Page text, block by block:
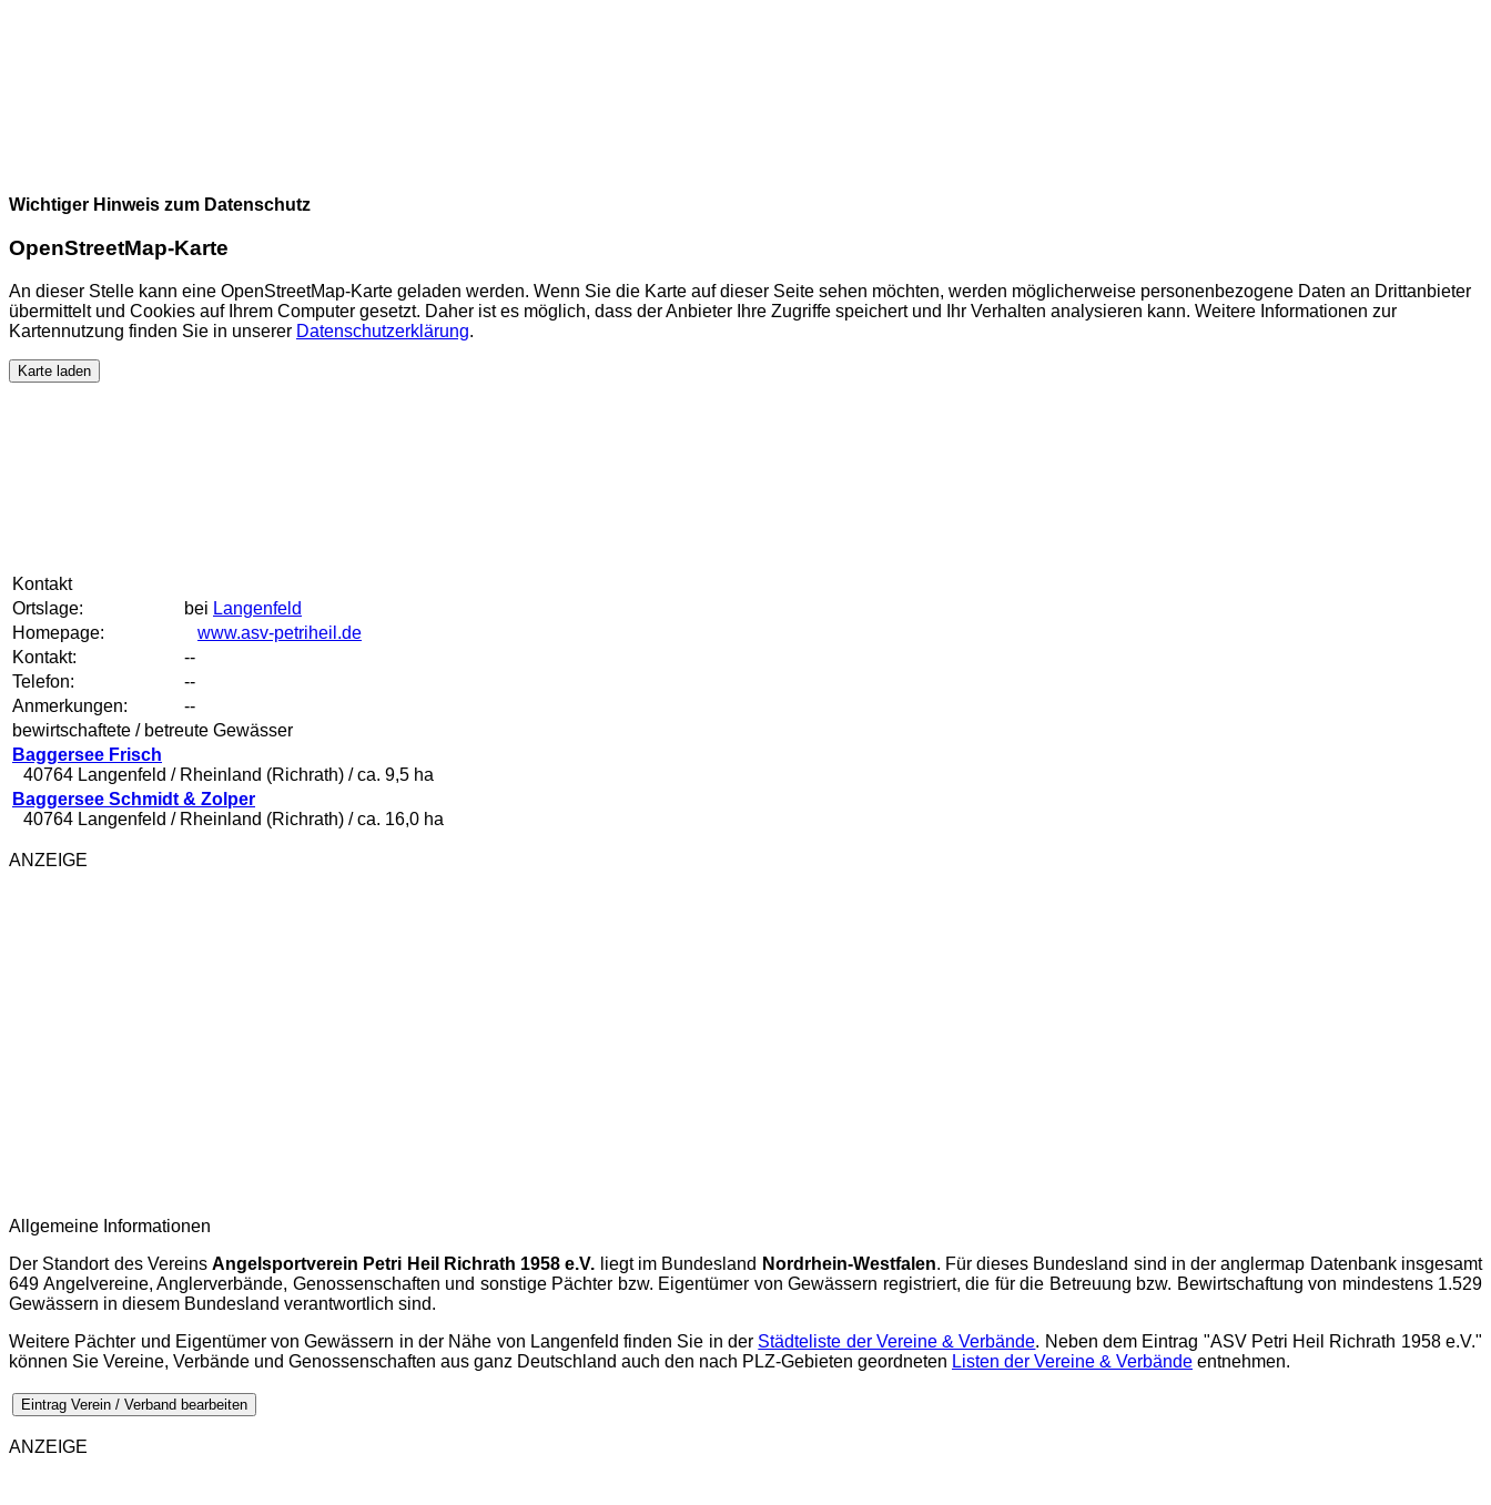
Wichtiger Hinweis zum Datenschutz
OpenStreetMap-Karte
An dieser Stelle kann eine OpenStreetMap-Karte geladen werden. Wenn Sie die Karte auf dieser Seite sehen möchten, werden möglicherweise personenbezogene Daten an Drittanbieter
übermittelt und Cookies auf Ihrem Computer gesetzt. Daher ist es möglich, dass der Anbieter Ihre Zugriffe speichert und Ihr Verhalten analysieren kann. Weitere Informationen zur
Kartennutzung finden Sie in unserer Datenschutzerklärung.
Karte laden
Kontakt
Ortslage:
bei Langenfeld
Homepage:
www.asv-petriheil.de
Kontakt:
--
Telefon:
--
Anmerkungen:
--
bewirtschaftete / betreute Gewässer
Baggersee Frisch
40764 Langenfeld / Rheinland (Richrath) / ca. 9,5 ha
Baggersee Schmidt & Zolper
40764 Langenfeld / Rheinland (Richrath) / ca. 16,0 ha
ANZEIGE
Allgemeine Informationen
Der Standort des VereinsAngelsportverein Petri Heil Richrath 1958 e.V. liegt im Bundesland Nordrhein-Westfalen. Für dieses Bundesland sind in deranglermap Datenbank insgesamt
649 Angelvereine, Anglerverbände, Genossenschaften und sonstige Pächter bzw. Eigentümer von Gewässern registriert, die für die Betreuung bzw. Bewirtschaftung von mindestens 1.529
Gewässern in diesem Bundesland verantwortlich sind.
Weitere Pächter und Eigentümer von Gewässern in der Nähe von Langenfeld finden Sie in der Städteliste der Vereine & Verbände. Neben dem Eintrag "ASV Petri Heil Richrath 1958 e.V."
können Sie Vereine, Verbände und Genossenschaften aus ganz Deutschland auch den nach PLZ-Gebieten geordneten Listen der Vereine & Verbände entnehmen.
Eintrag Verein / Verband bearbeiten
ANZEIGE